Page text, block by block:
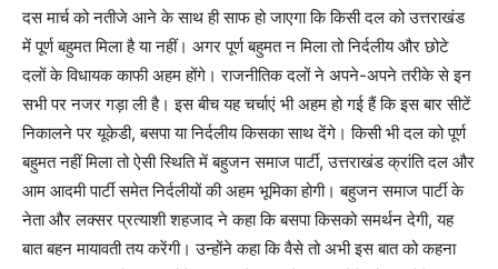
दस मार्च को नतीजे आने के साथ ही साफ हो जाएगा कि किसी दल को उत्तराखंड
में पूर्ण बहुमत मिला है या नहीं। अगर पूर्ण बहुमत न मिला तो निर्दलीय और छोटे
दलों के विधायक काफी अहम होंगे। राजनीतिक दलों ने अपने-अपने तरीके से इन
सभी पर नजर गड़ा ली है। इस बीच यह चर्चाएं भी अहम हो गई हैं कि इस बार सीटें
निकालने पर यूकेडी, बसपा या निर्दलीय किसका साथ देंगे। किसी भी दल को पूर्ण
बहुमत नहीं मिला तो ऐसी स्थिति में बहुजन समाज पार्टी, उत्तराखंड क्रांति दल और
आम आदमी पार्टी समेत निर्दलीयों की अहम भूमिका होगी। बहुजन समाज पार्टी के
नेता और लक्सर प्रत्याशी शहजाद ने कहा कि बसपा किसको समर्थन देगी, यह
बात बहन मायावती तय करेंगी। उन्होंने कहा कि वैसे तो अभी इस बात को कहना